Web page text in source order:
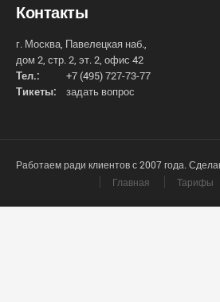
Контакты
г. Москва, Павелецкая наб.,
дом 2, стр. 2, эт. 2, офис 42
Тел.:
+7 (495) 727-73-77
Тикеты:
задать вопрос
Работаем ради клиентов с 2007 года.
Главная
Тарифы